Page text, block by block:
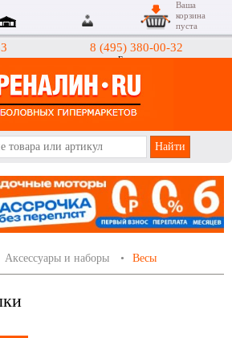
8 (495) 380-00-32
Гипермаркеты
Ваша
корзина
пуста
Аксессуары и наборы Весы